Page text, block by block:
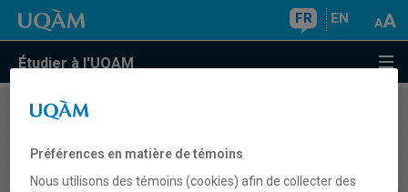
FR EN
Étudier à l'UQAM
COURS//
discursive (hors programme)
Préférences en matière de témoins
Nous utilisons des témoins (cookies) afin de collecter des